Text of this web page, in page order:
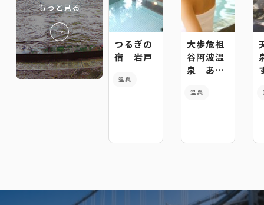
もっと見る
つるぎの
宿 岩戸
温泉
大歩危祖
谷阿波温
泉 あわ
温泉